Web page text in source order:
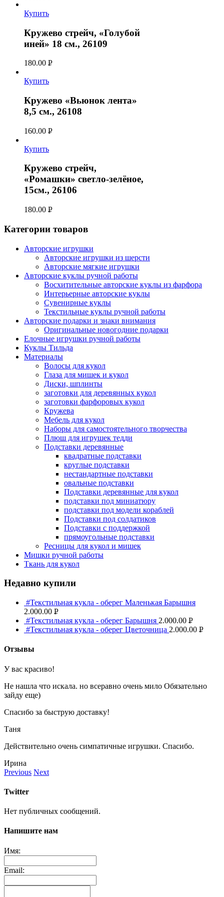
Купить
Кружево стрейч, «Голубой
иней» 18 см., 26109
180.00 Р
Купить
Кружево «Вьюнок лента»
8,5 см., 26108
160.00 Р
Купить
Кружево стрейч,
«Ромашки» светло-зелёное,
15см., 26106
180.00 Р
Категории товаров
Авторские игрушки
Авторские игрушки из шерсти
Авторские мягкие игрушки
Авторские куклы ручной работы
Восхитительные авторские куклы из фарфора
Интерьерные авторские куклы
Сувенирные куклы
Текстильные куклы ручной работы
Авторские подарки и знаки внимания
Оригинальные новогодние подарки
Елочные игрушки ручной работы
Куклы Тильда
Материалы
Волосы для кукол
Глаза для мишек и кукол
Диски, шплинты
заготовки для деревянных кукол
заготовки фарфоровых кукол
Кружева
Мебель для кукол
Наборы для самостоятельного творчества
Плюш для игрушек тедди
Подставки деревянные
квадратные подставки
круглые подставки
нестандартные подставки
овальные подставки
Подставки деревянные для кукол
подставки под миниатюру
подставки под модели кораблей
Подставки под солдатиков
Подставки с поддержкой
прямоугольные подставки
Ресницы для кукол и мишек
Мишки ручной работы
Ткань для кукол
Недавно купили
#Текстильная кукла - оберег Маленькая Барышня
2.000.00 Р
УБ.
#Текстильная кукла - оберег Барышня 2.000.00 Р
УБ.
#Текстильная кукла - оберег Цветочница 2.000.00 Р
Отзывы
У вас красиво!
Не нашла что искала. но всеравно очень мило Обязательно
зайду еще)
Спасибо за быструю доставку!
Таня
Действительно очень симпатичные игрушки. Спасибо.
Ирина
Previous Next
Twitter
Нет публичных сообщений.
Напишите нам
Имя:
Email: